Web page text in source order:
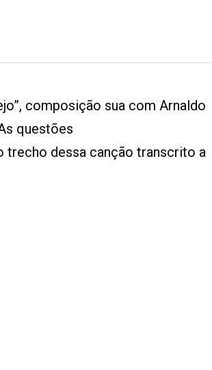
composição sua com Arnaldo
questões
trecho dessa canção transcrito a